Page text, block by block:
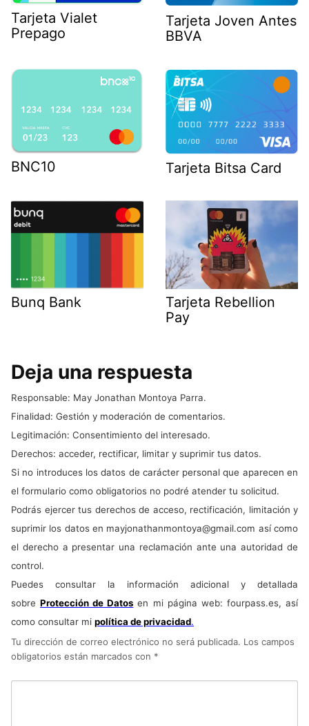
Tarjeta Vialet
Prepago
Tarjeta Joven Antes
BBVA
BNC10 Tarjeta Bitsa Card
Bunq Bank
Tarjeta Rebellion
Pay
Deja una respuesta
Responsable: May Jonathan Montoya Parra.
Finalidad: Gestión y moderación de comentarios.
Legitimación: Consentimiento del interesado.
Derechos: acceder, rectificar, limitar y suprimir tus datos.
Si no introduces los datos de carácter personal que aparecen en
el formulario como obligatorios no podré atender tu solicitud.
Podrás ejercer tus derechos de acceso, rectificación, limitación y
suprimir los datos en mayjonathanmontoya@gmail.com así como
el derecho a presentar una reclamación ante una autoridad de
control.
Puedes consultar la información adicional y detallada
sobreProtección de Datos en mi página web: fourpass.es, así
como consultar mi política de privacidad.
Tu dirección de correo electrónico no será publicada. Los campos
obligatorios están marcados con *